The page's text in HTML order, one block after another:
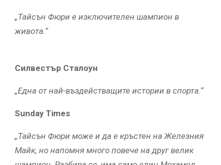
„Тайсън Фюри е изключителен шампион в
живота.“
Силвестър Сталоун
„Една от най-въздействащите истории в спорта.“
Sunday Times
„Тайсън Фюри може и да е кръстен на Железния
Майк, но напомня много повече на друг велик